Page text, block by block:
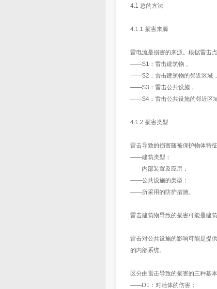
4.1 总的方法
4.1.1 损害来源
雷电流是损害的来源。根据雷击
——S1：雷击建筑物，
——S2：雷击建筑物的邻近区域
——S3：雷击公共设施，
——S4：雷击公共设施的邻近区
4.1.2 损害类型
雷击导致的损害随被保护物体特
——建筑类型；
——内部装置及应用；
——公共设施的类型；
——所采用的防护措施。
雷击建筑物导致的损害可能是建
雷击对公共设施的影响可能是提
的内部系统。
区分由雷击导致的损害的三种基
——D1：对活体的伤害；